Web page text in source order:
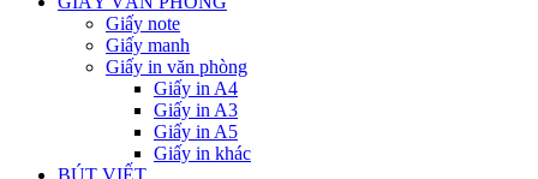
Giấy note
Giấy manh
Giấy in văn phòng
Giấy in A4
Giấy in A3
Giấy in A5
Giấy in khác
BÚT VIẾT